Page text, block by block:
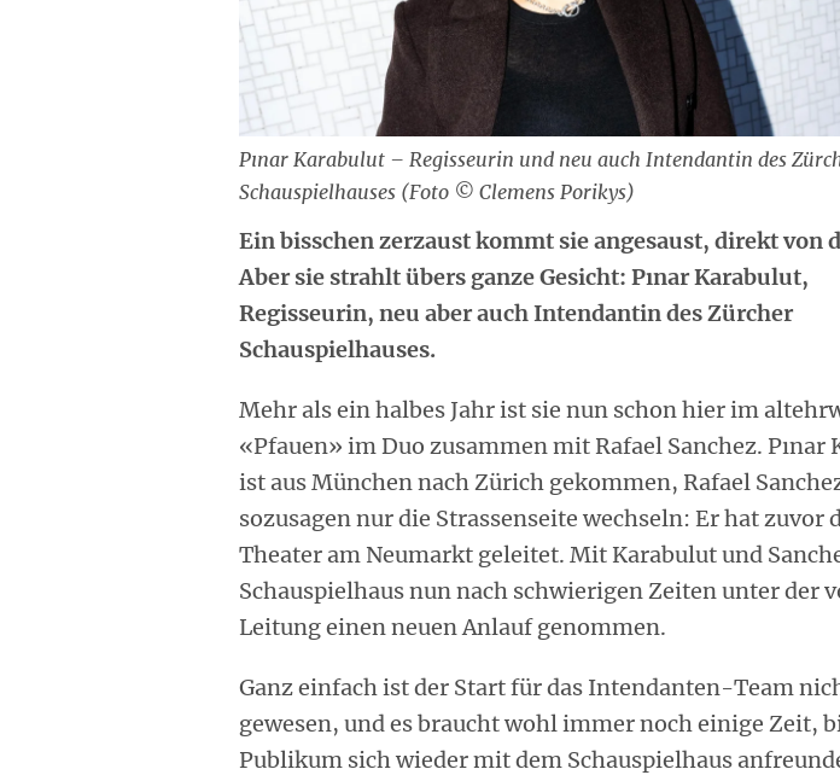
Pınar Karabulut – Regisseurin und neu auch Intendantin des
Schauspielhauses (Foto © Clemens Porikys)
Ein bisschen zerzaust kommt sie angesaust, direkt von
Aber sie strahlt übers ganze Gesicht: Pınar Karabulut,
Regisseurin, neu aber auch Intendantin des Zürcher
Schauspielhauses.
Mehr als ein halbes Jahr ist sie nun schon hier im
«Pfauen» im Duo zusammen mit Rafael Sanchez. Pınar
ist aus München nach Zürich gekommen, Rafael
sozusagen nur die Strassenseite wechseln: Er hat zuvor
Theater am Neumarkt geleitet. Mit Karabulut und
Schauspielhaus nun nach schwierigen Zeiten unter der
Leitung einen neuen Anlauf genommen.
Ganz einfach ist der Start für das Intendanten-Team
gewesen, und es braucht wohl immer noch einige Zeit,
Publikum sich wieder mit dem Schauspielhaus